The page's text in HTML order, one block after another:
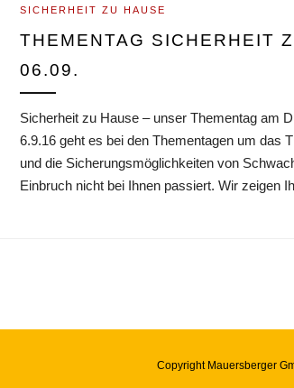
SICHERHEIT ZU HAUSE
THEMENTAG SICHERHEIT
06.09.
Sicherheit zu Hause – unser Thementag am
6.9.16 geht es bei den Thementagen um das
und die Sicherungsmöglichkeiten von
Einbruch nicht bei Ihnen passiert. Wir zeigen
Copyright Mauersberger